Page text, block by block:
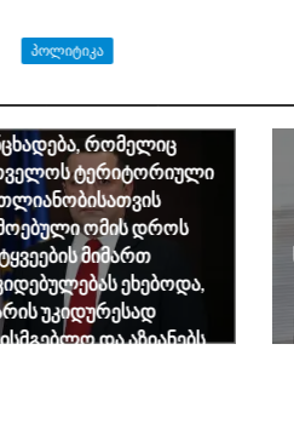
ᲞᲝᲚᲘᲢᲘᲙᲐ
რომელიც
ტერიტორიული
ომის დროს
მიმართ
ეხებოდა,
უკიდურესად
და აზიანებს